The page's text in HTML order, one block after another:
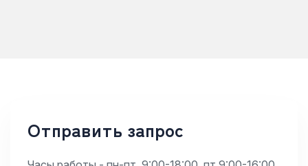
Отправить запрос